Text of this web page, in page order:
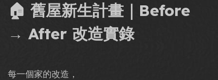
🏠 舊屋新生計畫｜Before
→ After 改造實錄
每一個家的改造，